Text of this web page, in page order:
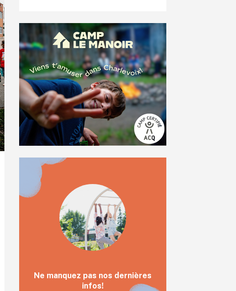
Ne manquez pas nos dernières
infos!